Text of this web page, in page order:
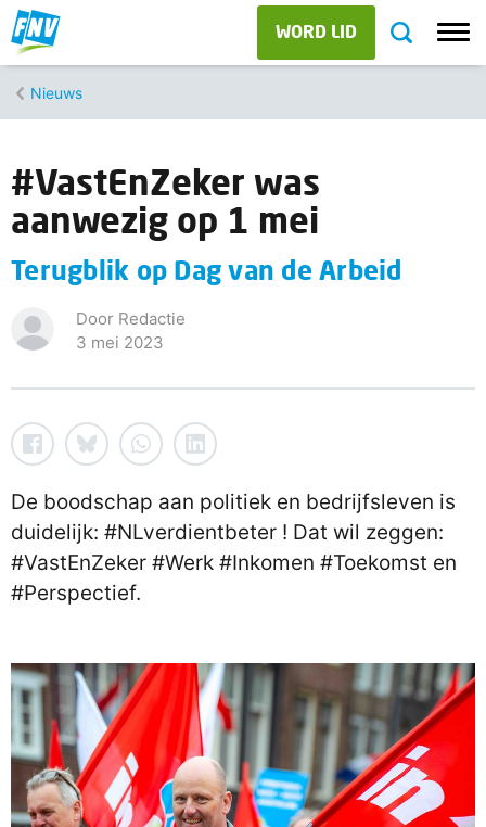
WORD LID
Nieuws
#VastEnZeker was
aanwezig op 1 mei
Terugblik op Dag van de Arbeid
Door Redactie
3 mei 2023
De boodschap aan politiek en bedrijfsleven is
duidelijk: #NLverdientbeter ! Dat wil zeggen:
#VastEnZeker #Werk #Inkomen #Toekomst en
#Perspectief.